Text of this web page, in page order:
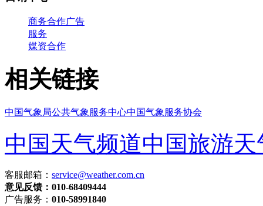
商务合作广告
服务
媒资合作
相关链接
中国气象局公共气象服务中心中国气象服务协会
中国天气频道中国旅游天
客服邮箱： service@weather.com.cn
意见反馈：010-68409444
广告服务： 010-58991840